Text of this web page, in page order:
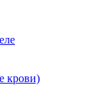
крови)